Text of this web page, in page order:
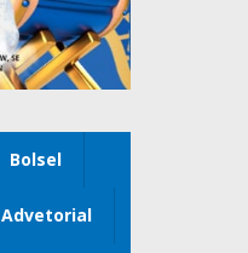
Bolsel
Advetorial